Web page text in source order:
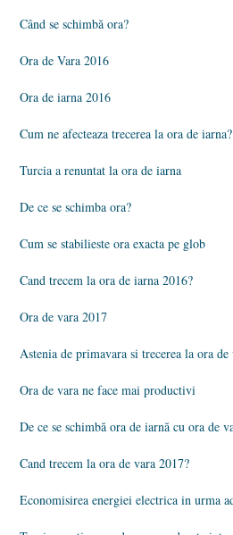
Când se schimbă ora?
Ora de Vara 2016
Ora de iarna 2016
Cum ne afecteaza trecerea la ora de iarna?
Turcia a renuntat la ora de iarna
De ce se schimba ora?
Cum se stabilieste ora exacta pe glob
Cand trecem la ora de iarna 2016?
Ora de vara 2017
Astenia de primavara si trecerea la ora de
Ora de vara ne face mai productivi
De ce se schimbă ora de iarnă cu ora de
Cand trecem la ora de vara 2017?
Economisirea energiei electrica in urma